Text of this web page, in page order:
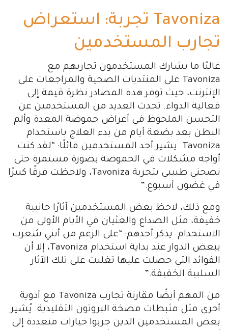
Tavoniza تجربة: استعراض
تجارب المستخدمين
غالبًا ما يشارك المستخدمون تجاربهم مع
Tavoniza على المنتديات الصحية والمراجعات على
الإنترنت، حيث توفر هذه المصادر نظرة قيمة إلى
فعالية الدواء. تحدث العديد من المستخدمين عن
التحسن الملحوظ في أعراض حموضة المعدة وألم
البطن بعد بضعة أيام من بدء العلاج باستخدام
Tavoniza. يشير أحد المستخدمين قائلًا: “لقد كنت
أواجه مشكلات في الحموضة بصورة مستمرة حتى
نصحني طبيبي بتجربة Tavoniza، ولاحظت فرقًا كبيرًا
في غضون أسبوع.”
ومع ذلك، لاحظ بعض المستخدمين آثارًا جانبية
خفيفة، مثل الصداع والغثيان في الأيام الأولى من
الاستخدام. يذكر أحدهم: “على الرغم من أنني شعرت
ببعض الدوار عند بداية استخدام Tavoniza، إلا أن
الفوائد التي حصلت عليها تغلبت على تلك الآثار
السلبية الخفيفة.”
من المهم أيضًا مقارنة تجارب Tavoniza مع أدوية
أخرى مثل مثبطات مضخة البروتون التقليدية. يُشير
بعض المستخدمين الذين جربوا خيارات متعددة إلى